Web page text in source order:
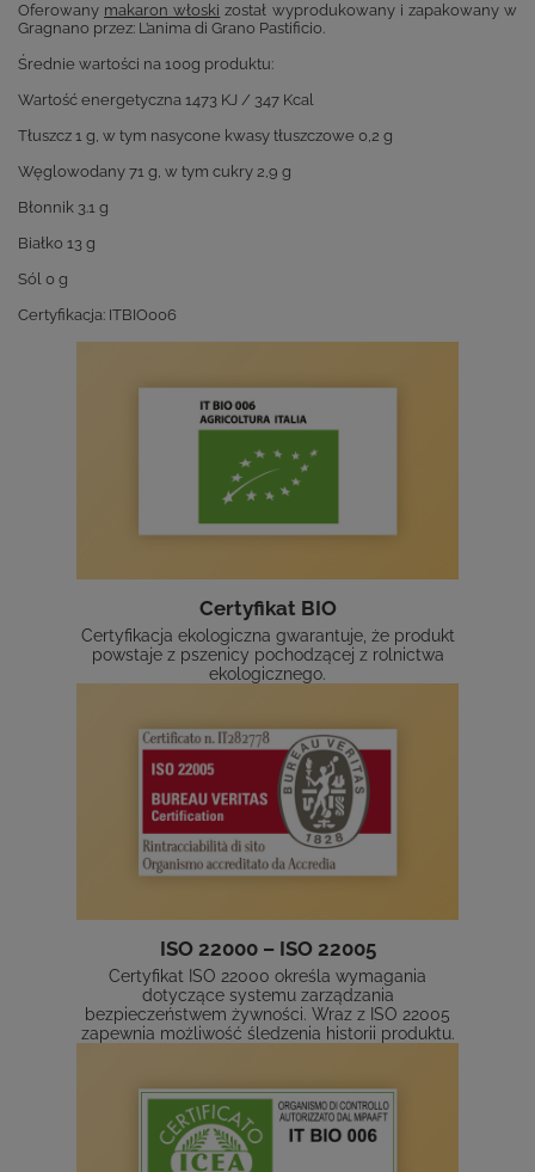
Oferowany makaron włoski został wyprodukowany i zapakowany w
Gragnano przez: L’anima di Grano Pastificio.
Średnie wartości na 100g produktu:
Wartość energetyczna 1473 KJ / 347 Kcal
Tłuszcz 1 g, w tym nasycone kwasy tłuszczowe 0,2 g
Węglowodany 71 g, w tym cukry 2,9 g
Błonnik 3.1 g
Białko 13 g
Sól 0 g
Certyfikacja: ITBIO006
Certyfikat BIO
Certyfikacja ekologiczna gwarantuje, że produkt
powstaje z pszenicy pochodzącej z rolnictwa
ekologicznego.
ISO 22000 – ISO 22005
Certyfikat ISO 22000 określa wymagania
dotyczące systemu zarządzania
bezpieczeństwem żywności. Wraz z ISO 22005
zapewnia możliwość śledzenia historii produktu.